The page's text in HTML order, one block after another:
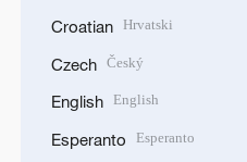
Croatian Hrvatski
Czech Český
English English
Esperanto Esperanto